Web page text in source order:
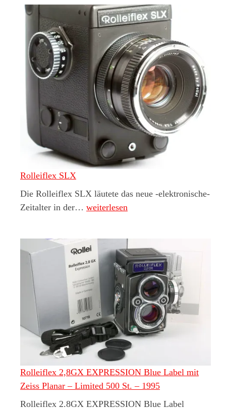
Rolleiflex SLX
Die Rolleiflex SLX läutete das neue -elektronische-
Zeitalter in der… Rolleiflex SLX
weiterlesen
Rolleiflex 2,8GX EXPRESSION Blue Label mit
Zeiss Planar – Limited 500 St. – 1995
Rolleiflex 2.8GX EXPRESSION Blue Label